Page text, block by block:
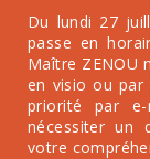
Du lundi 27
passe en
Maître ZENOU
en visio ou par
priorité par
nécessiter un
votre